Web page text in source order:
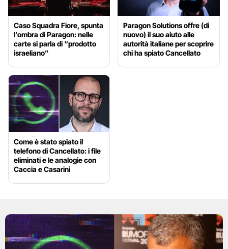
Caso Squadra Fiore, spunta
l’ombra di Paragon: nelle
carte si parla di “prodotto
israeliano”
Paragon Solutions offre (di
nuovo) il suo aiuto alle
autorità italiane per scoprire
chi ha spiato Cancellato
Come è stato spiato il
telefono di Cancellato: i file
eliminati e le analogie con
Caccia e Casarini